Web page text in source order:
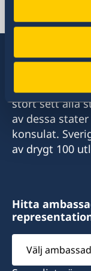
Twitter
Sverige har
stort sett alla
av dessa
konsulat.
av drygt 100
Hitta
Välj
ambassad